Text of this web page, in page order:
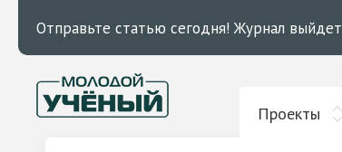
Отправьте статью сегодня! Журнал выйдет
Проекты